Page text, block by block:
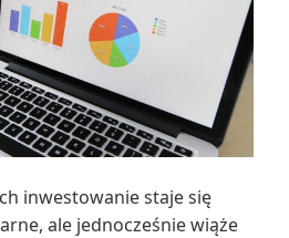
inwestowanie staje się
ale jednocześnie wiąże